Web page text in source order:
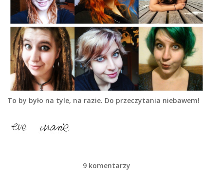
To by było na tyle, na razie. Do przeczytania niebawem!
9 komentarzy